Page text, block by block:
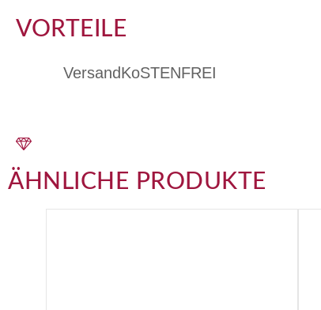
VORTEILE
VersandKoSTENFREI
ÄHNLICHE PRODUKTE